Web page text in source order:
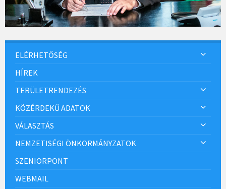
ELÉRHETŐSÉG
HÍREK
TERÜLETRENDEZÉS
KÖZÉRDEKŰ ADATOK
VÁLASZTÁS
NEMZETISÉGI ÖNKORMÁNYZATOK
SZENIORPONT
WEBMAIL